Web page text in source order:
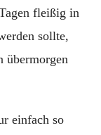
fleißig in
sollte,
übermorgen
einfach so